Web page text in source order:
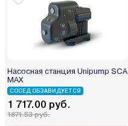
Насосная станция Unipump SCA
MAX
СОСЕД ОБЗАВИДУЕТСЯ
1 717.00 руб.
1871.53 руб.